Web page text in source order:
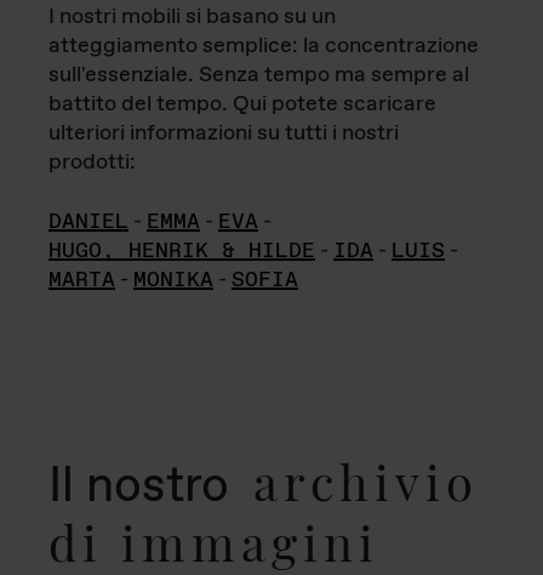
I nostri mobili si basano su un
atteggiamento semplice: la concentrazione
sull'essenziale. Senza tempo ma sempre al
battito del tempo. Qui potete scaricare
ulteriori informazioni su tutti i nostri
prodotti:
DANIEL - EMMA - EVA -
HUGO, HENRIK & HILDE - IDA - LUIS -
MARTA - MONIKA - SOFIA
Il nostro archivio
di immagini